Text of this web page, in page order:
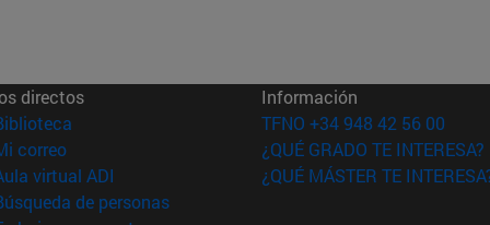
directos
(abre en nueva ventana)
correo(abre en nueva ventana)
virtual ADI (abre en nueva ventana)
de personas(abre en nueva ventana)
Información
TFNO +34 948 42 56 00
¿QUÉ GRADO TE INTERESA?
¿QUÉ MÁSTER TE